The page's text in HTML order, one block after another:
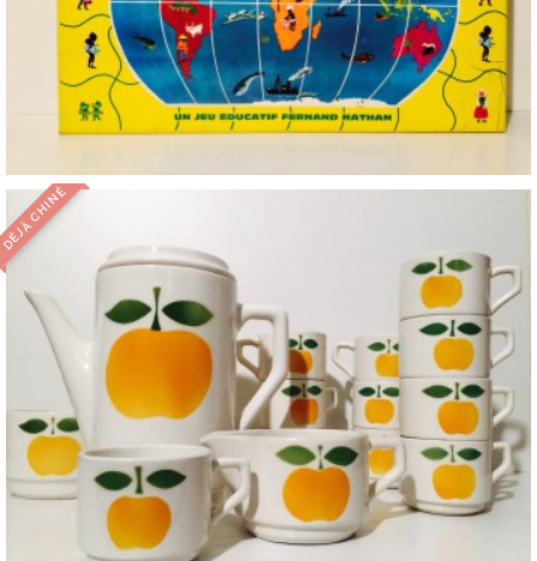
DÉJÀ CHINÉ